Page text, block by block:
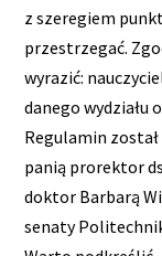
z szeregiem
przestrzegać.
wyrazić:
danego wydziału
Regulamin
panią prorektor
doktor Barbarą
senaty